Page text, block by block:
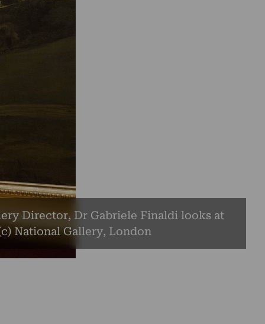
Director, Dr Gabriele Finaldi looks at
National Gallery, London